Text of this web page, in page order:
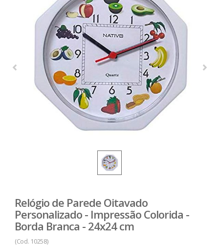
Relógio de Parede Oitavado
Personalizado - Impressão Colorida -
Borda Branca - 24x24 cm
(Cod. 10258)